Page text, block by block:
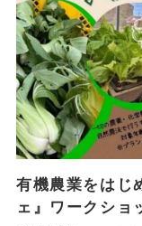
有機農業をは
ェ』ワークショ